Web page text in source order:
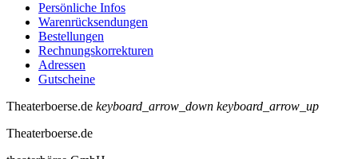
Persönliche Infos
Warenrücksendungen
Bestellungen
Rechnungskorrekturen
Adressen
Gutscheine
Theaterboerse.de keyboard_arrow_down keyboard_arrow_up
Theaterboerse.de